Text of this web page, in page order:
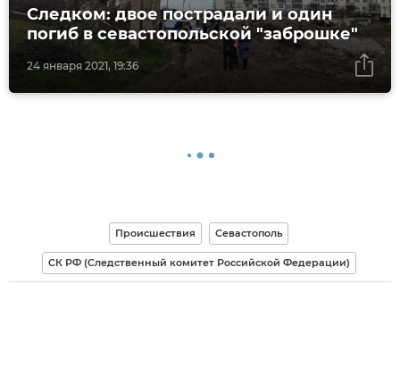
24 января 2021, 19:36
Следком: двое пострадали и один
погиб в севастопольской "заброшке"
Происшествия Севастополь
СК РФ (Следственный комитет Российской Федерации)